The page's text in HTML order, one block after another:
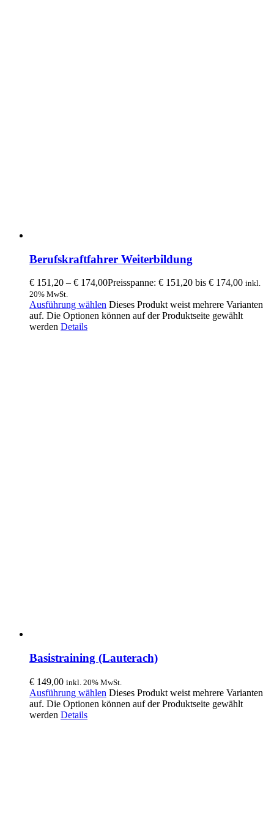
Berufskraftfahrer Weiterbildung
€ 151,20 – € 174,00Preisspanne: € 151,20 bis € 174,00 inkl.
20% MwSt.
Ausführung wählen Dieses Produkt weist mehrere Varianten
auf. Die Optionen können auf der Produktseite gewählt
werden Details
Basistraining (Lauterach)
€ 149,00 inkl. 20% MwSt.
Ausführung wählen Dieses Produkt weist mehrere Varianten
auf. Die Optionen können auf der Produktseite gewählt
werden Details